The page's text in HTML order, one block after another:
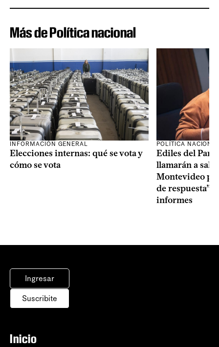
Más de Política nacional
INFORMACIÓN GENERAL
Elecciones internas: qué se vota y
cómo se vota
POLÍTICA
Ediles del
llamarán a sala
Montevideo
de respuesta”
informes
Ingresar
Suscribite
Inicio